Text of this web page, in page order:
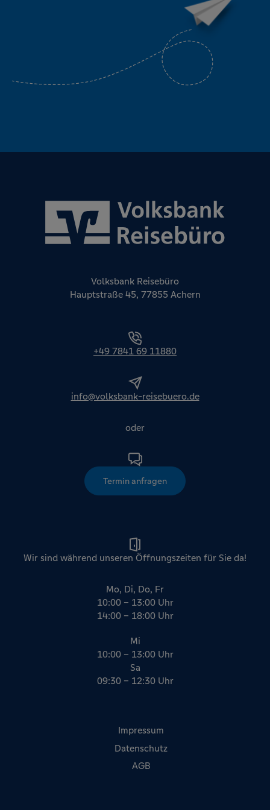
Der Google Tag Manager von Google setzt ein
cookieloses Tracking ein.
Volksbank Reisebüro
Hauptstraße 45, 77855 Achern
+49 7841 69 11880
info@volksbank-reisebuero.de
oder
Termin anfragen
Wir sind während unseren Öffnungszeiten für Sie da!
Mo, Di, Do, Fr
10:00 – 13:00 Uhr
14:00 – 18:00 Uhr
Mi
10:00 – 13:00 Uhr
Sa
09:30 – 12:30 Uhr
Impressum
Datenschutz
AGB